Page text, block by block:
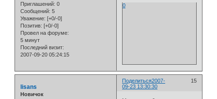
Приглашений: 0
Сообщений: 5
Уважение: [+0/-0]
Позитив: [+0/-0]
Провел на форуме:
5 минут
Последний визит:
2007-09-20 05:24:15
0
Поделиться 15
2007-
09-23 13:30:30
lisans
Новичок